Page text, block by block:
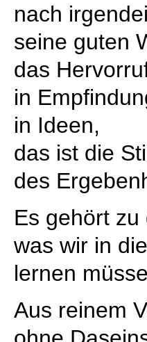
nach
seine guten
das
in
in Ideen,
das ist die
des
Es gehört zu
was wir in
lernen
Aus reinem